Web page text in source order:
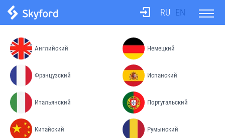
О школе
Бюро переводов
RU EN
Английский Немецкий
Французский Испанский
Итальянский Португальский
Китайский Румынский